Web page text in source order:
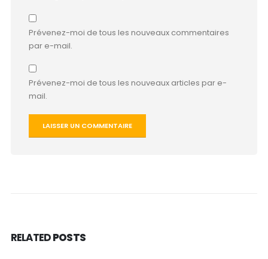
Prévenez-moi de tous les nouveaux commentaires
par e-mail.
Prévenez-moi de tous les nouveaux articles par e-
mail.
RELATEDPOSTS